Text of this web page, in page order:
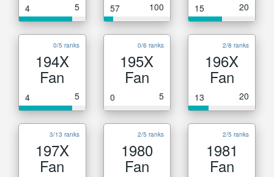
4 5 57 100 15 20
0/5 ranks
194X
Fan
4 5
0/6 ranks
195X
Fan
0 5
2/8 ranks
196X
Fan
13 20
3/13 ranks
197X
Fan
2/5 ranks
1980
Fan
2/5 ranks
1981
Fan